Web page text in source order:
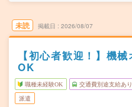
未読 掲載日 2026/08/07
【初心者歓迎！】機
OK
職種未経験OK 交通費別途支給あり
派遣